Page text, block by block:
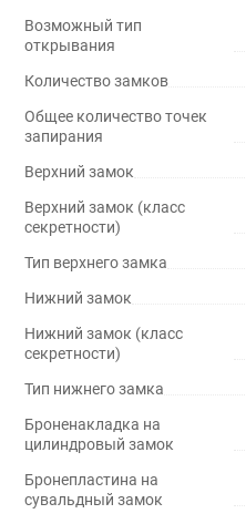
Возможный тип
открывания
Количество замков
Общее количество точек
запирания
Верхний замок
Верхний замок (класс
секретности)
Тип верхнего замка
Нижний замок
Нижний замок (класс
секретности)
Тип нижнего замка
Броненакладка на
цилиндровый замок
Бронепластина на
сувальдный замок